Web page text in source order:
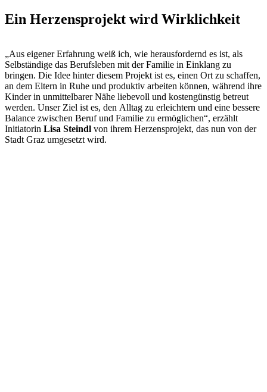
Ein Herzensprojekt wird Wirklichkeit
„Aus eigener Erfahrung weiß ich, wie herausfordernd es ist, als
Selbständige das Berufsleben mit der Familie in Einklang zu
bringen. Die Idee hinter diesem Projekt ist es, einen Ort zu schaffen,
an dem Eltern in Ruhe und produktiv arbeiten können, während ihre
Kinder in unmittelbarer Nähe liebevoll und kostengünstig betreut
werden. Unser Ziel ist es, den Alltag zu erleichtern und eine bessere
Balance zwischen Beruf und Familie zu ermöglichen“, erzählt
Initiatorin Lisa Steindl von ihrem Herzensprojekt, das nun von der
Stadt Graz umgesetzt wird.